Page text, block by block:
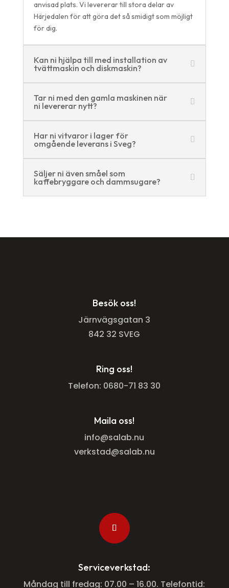
anvisad plats. Vi levererar till stora delar av
Härjedalen för att göra det så smidigt som möjligt
för dig.
Kan ni hjälpa till med installation av
tvättmaskin och diskmaskin?
Tar ni med den gamla maskinen när
ni levererar nytt?
Har ni vitvaror i lager för
omgående leverans i Sveg?
Säljer ni även småel som
kaffebryggare och dammsugare?
Besök oss!
Järnvägsgatan 3
842 32 SVEG
Ring oss!
Telefon: 0680-71 83 30
Maila oss!
info@salab.nu
verkstad@salab.nu
Serviceverkstad:
Måndag till fredag: 07.00 – 16.00. Telefontid: